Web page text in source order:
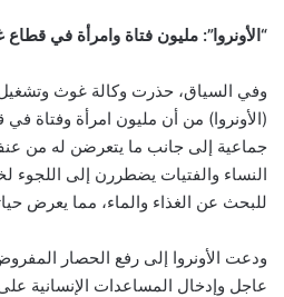
“الأونروا”: مليون فتاة وامرأة في
وفي السياق، حذرت وكالة غوث وتشغيل
(الأونروا) من أن مليون امرأة وفتاة
جماعية إلى جانب ما يتعرضن له من
النساء والفتيات يضطررن إلى اللجوء
للبحث عن الغذاء والماء، مما يعرض
ودعت الأونروا إلى رفع الحصار
عاجل وإدخال المساعدات الإنسانية